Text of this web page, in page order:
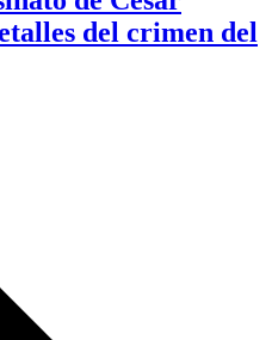
del crimen del